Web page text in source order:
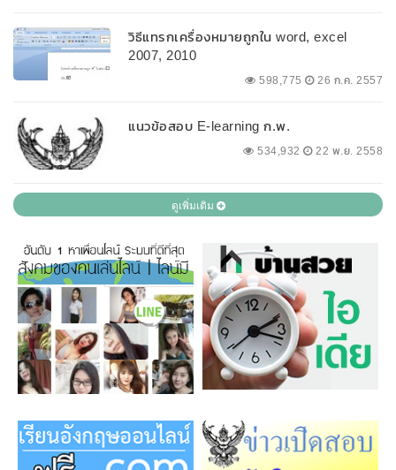
วิธีแทรกเครื่องหมายถูกใน word, excel
2007, 2010
598,775 26 ก.ค. 2557
แนวข้อสอบ E-learning ก.พ.
534,932 22 พ.ย. 2558
ดูเพิ่มเติม